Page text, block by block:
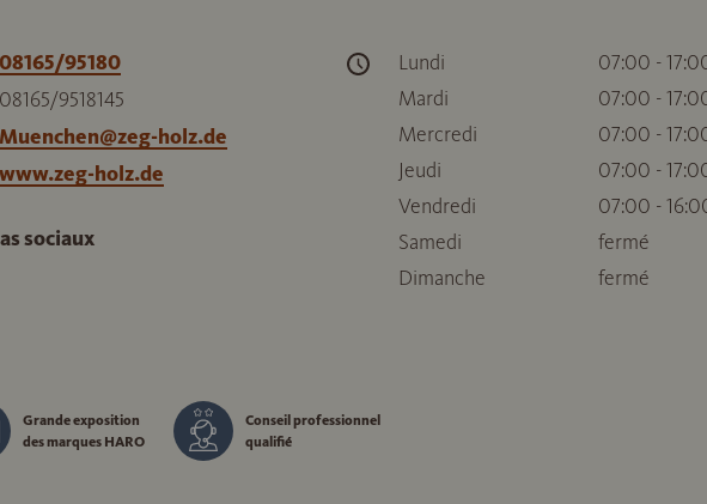
08165/95180
08165/9518145
Muenchen@zeg-holz.de
www.zeg-holz.de
sociaux
Lundi
07:00 -
Mardi
07:00 -
Mercredi
07:00 -
Jeudi
07:00 -
Vendredi
07:00 -
Samedi
fermé
Dimanche
fermé
Grande exposition
des marques HARO
Conseil professionnel
qualifié